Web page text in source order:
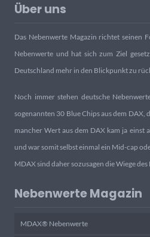
Über uns
Das Nebenwerte Magazin richtet seinen
Nebenwerte und hat sich zum Ziel
Deutschland mehr in den Blickpunkt zu
Noch immer stehen deutsche
sogenannten 30 Blue Chips aus dem DAX,
mancher Wert aus dem DAX kam ja einst
und war somit selbst einmal ein Mid-cap
MDAX sind daher sozusagen die Wiege des
Nebenwerte Magazin
MDAX® Nebenwerte